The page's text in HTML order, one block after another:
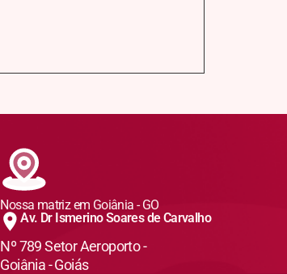
Nossa matriz em Goiânia - GO
Av. Dr Ismerino Soares de Carvalho
Nº 789 Setor Aeroporto -
Goiânia - Goiás